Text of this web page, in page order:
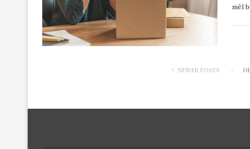
měl
NEWER POSTS